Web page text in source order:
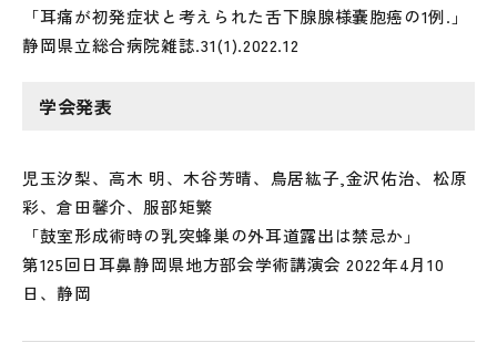
「耳痛が初発症状と考えられた舌下腺腺様嚢胞癌の1例.」
静岡県立総合病院雑誌.31(1).2022.12
学会発表
児玉汐梨、高木 明、木谷芳晴、鳥居紘子,金沢佑治、松原
彩、倉田馨介、服部矩繁
「鼓室形成術時の乳突蜂巣の外耳道露出は禁忌か」
第125回日耳鼻静岡県地方部会学術講演会 2022年4月10
日、静岡